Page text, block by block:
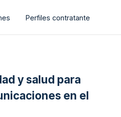
Perfiles contratante
y salud para
en el